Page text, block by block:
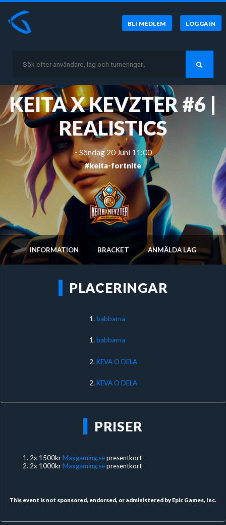
BLI MEDLEM LOGGA IN
KEITA X KEVZTER #6 |
REALISTICS
- Söndag 20 Juni 11:00
#keita-fortnite
INFORMATION BRACKET ANMÄLDA LAG
PLACERINGAR
1. babbarna
1.babbarna
2. KEVA O DELA
2.KEVA O DELA
PRISER
2x 1500krMaxgaming.sepresentkort
2x 1000krMaxgaming.sepresentkort
This event is not sponsored, endorsed, or administered by Epic Games, Inc.